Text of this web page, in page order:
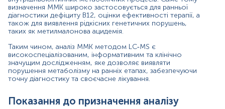
Значення результатів
Концентрація метилмалонової кислоти відображає
ефективність внутрішньоклітинних реакцій, залежних від
вітаміну B12. Підвищені значення свідчать про
порушення метаболічного перетворення, тоді як
нормальні рівні зазвичай виключають значущий
функціональний дефіцит. Інтерпретація результатів має
враховувати функцію нирок, вік пацієнта та супутні
Причини підвищення рівня показника
визначення ММК широко застосовується для ранньої
діагностики дефіциту B12, оцінки ефективності терапії, а
також для виявлення рідкісних генетичних порушень,
таких як метилмалонова ацидемія.
Таким чином, аналіз ММК методом LC‑MS є
високоспеціалізованим, інформативним та клінічно
значущим дослідженням, яке дозволяє виявляти
порушення метаболізму на ранніх етапах, забезпечуючи
точну діагностику та своєчасне лікування.
Показання до призначення аналізу